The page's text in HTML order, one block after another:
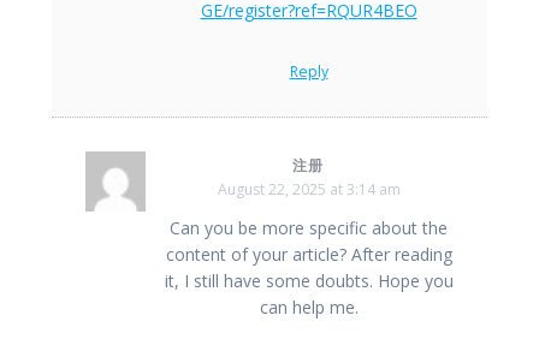
GE/register?ref=RQUR4BEO
Reply
注册
August 22, 2025 at 3:14 am
Can you be more specific about the
content of your article? After reading
it, I still have some doubts. Hope you
can help me.